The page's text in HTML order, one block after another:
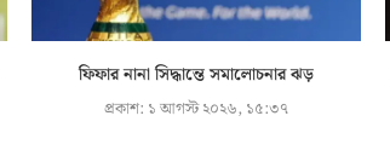
ফিফার নানা সিদ্ধান্তে সমালোচনার ঝড়
প্রকাশ: ১ আগস্ট ২০২৬, ১৫:৩৭